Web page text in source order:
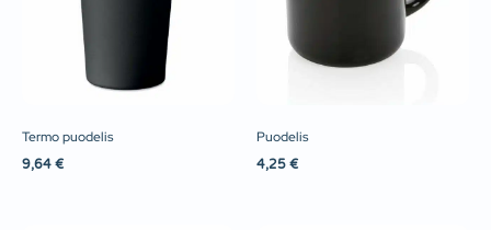
Termo puodelis
9,64 €
Puodelis
4,25 €